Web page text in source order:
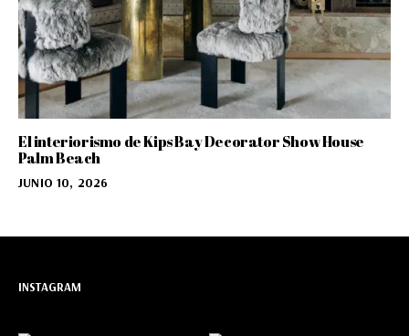
El interiorismo de Kips Bay Decorator Show House
Palm Beach
JUNIO 10, 2026
INSTAGRAM